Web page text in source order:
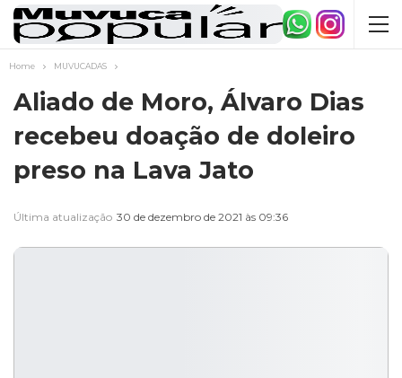
Home MUVUCADAS
Aliado de Moro, Álvaro Dias
recebeu doação de doleiro
preso na Lava Jato
Última atualização 30 de dezembro de 2021 às 09:36